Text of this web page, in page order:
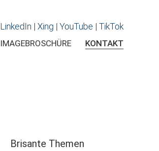
IMAGEBROSCHÜRE KONTAKT
LinkedIn | Xing | YouTube | TikTok
Brisante Themen